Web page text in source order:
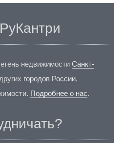
недвижимости Санкт-
городов России,
Подробнее о нас.